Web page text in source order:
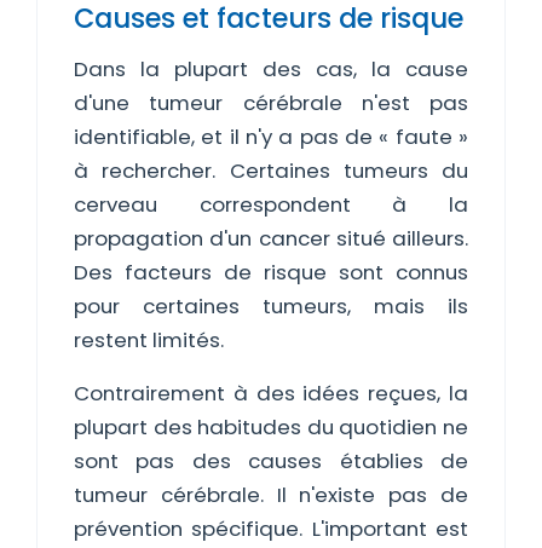
Causes et facteurs de risque
Dans la plupart des cas, la cause
d'une tumeur cérébrale n'est pas
identifiable, et il n'y a pas de « faute »
à rechercher. Certaines tumeurs du
cerveau correspondent à la
propagation d'un cancer situé ailleurs.
Des facteurs de risque sont connus
pour certaines tumeurs, mais ils
restent limités.
Contrairement à des idées reçues, la
plupart des habitudes du quotidien ne
sont pas des causes établies de
tumeur cérébrale. Il n'existe pas de
prévention spécifique. L'important est